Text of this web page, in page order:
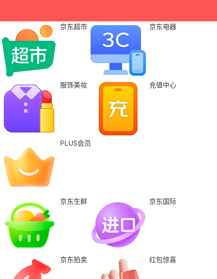
京东超市 京东电器
服饰美妆 充值中心
PLUS会员
京东生鲜 京东国际
京东拍卖 红包惊喜